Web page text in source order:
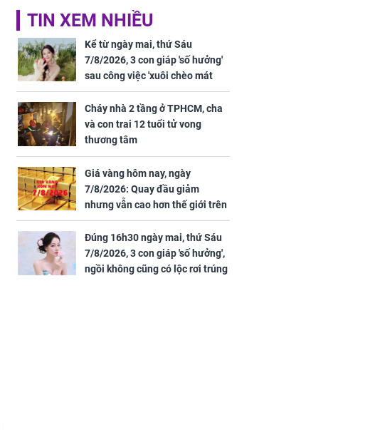
TIN XEM NHIỀU
Kể từ ngày mai, thứ Sáu
7/8/2026, 3 con giáp 'số hưởng'
sau công việc 'xuôi chèo mát
mái', tiền tài 'thu về như nước',
tình duyên viên mãn
Cháy nhà 2 tầng ở TPHCM, cha
và con trai 12 tuổi tử vong
thương tâm
Giá vàng hôm nay, ngày
7/8/2026: Quay đầu giảm
nhưng vẫn cao hơn thế giới trên
7 triệu đồng
Đúng 16h30 ngày mai, thứ Sáu
7/8/2026, 3 con giáp 'số hưởng',
ngồi không cũng có lộc rơi trúng